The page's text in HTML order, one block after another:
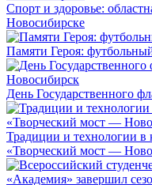
Спорт и здоровье:
Новосибирске
Памяти Героя:
День Государственного
Традиции и технологии в
«Творческий мост —